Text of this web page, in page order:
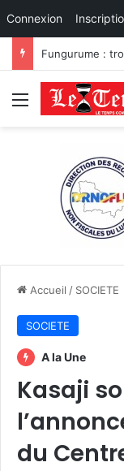
Connexion
Menu
Accueil / SOCIETE
SOCIETE
A la Une
Kasaji
du